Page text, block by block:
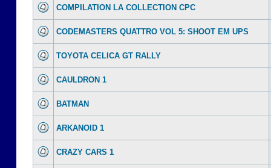
COMPILATION LA COLLECTION CPC
CODEMASTERS QUATTRO VOL 5: SHOOT EM UPS
TOYOTA CELICA GT RALLY
CAULDRON 1
BATMAN
ARKANOID 1
CRAZY CARS 1